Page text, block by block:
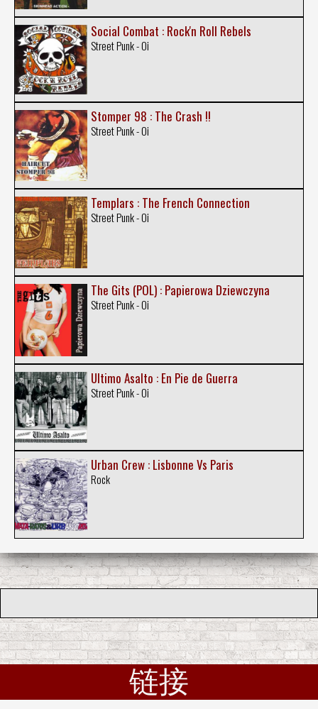
Social Combat : Rock'n Roll Rebels
Street Punk - Oi
Stomper 98 : The Crash !!
Street Punk - Oi
Templars : The French Connection
Street Punk - Oi
The Gits (POL) : Papierowa Dziewczyna
Street Punk - Oi
Ultimo Asalto : En Pie de Guerra
Street Punk - Oi
Urban Crew : Lisbonne Vs Paris
Rock
链接